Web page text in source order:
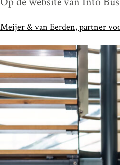
Meijer & van Eerden, partner